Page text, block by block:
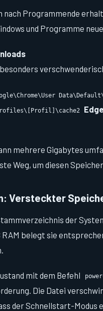
Programmende
und Programme
Edge
mehrere Gigabytes
Weg, um diesen
Versteckter
der
belegt sie
mit dem Befehl
Die Datei
der Schnellstart-Modus